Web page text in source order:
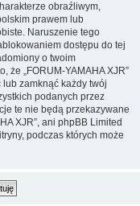
obraźliwym,
prawem lub
Naruszenie tego
dostępu do tej
o twoim
że „FORUM-YAMAHA XJR”
zamknąć każdy twój
podanych przez
te nie będą przekazywane
XJR”, ani phpBB Limited
podczas których może